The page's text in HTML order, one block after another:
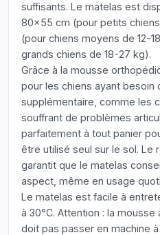
suffisants. Le matelas est
80x55 cm (pour petits
(pour chiens moyens de 12-
grands chiens de 18-27 kg).
Grâce à la mousse
pour les chiens ayant besoin
supplémentaire, comme les
souffrant de problèmes
parfaitement à tout panier
être utilisé seul sur le sol. Le
garantit que le matelas
aspect, même en usage
Le matelas est facile à
à 30°C. Attention : la
doit pas passer en machine